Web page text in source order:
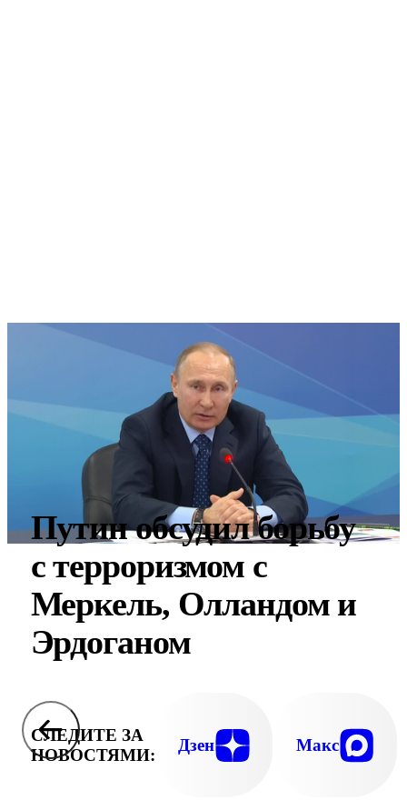
Путин обсудил борьбу
с терроризмом с
Меркель, Олландом и
Эрдоганом
СЛЕДИТЕ ЗА
НОВОСТЯМИ:
Дзен Макс